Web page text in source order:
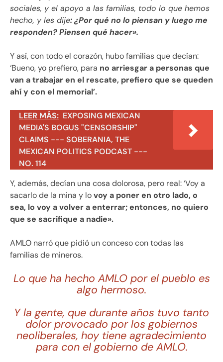
sociales, y el apoyo a las familias, todo lo que hemos
hecho, y les dije: ¿Por qué no lo piensan y luego me
responden? Piensen qué hacer».
Y así, con todo el corazón, hubo familias que decían:
‘Bueno, yo prefiero, para no arriesgar a personas que
van a trabajar en el rescate, prefiero que se queden
ahí y con el memorial’.
LEER MÁS: EXPOSING MEXICAN
MEDIA'S BOGUS "CENSORSHIP"
CLAIMS --- SOBERANIA, THE
MEXICAN POLITICS PODCAST ---
NO. 114
Y, además, decían una cosa dolorosa, pero real: ‘Voy a
sacarlo de la mina y lovoy a poner en otro lado, o
sea, lo voy a volver a enterrar; entonces, no quiero
que se sacrifique a nadie».
AMLO narró que pidió un conceso con todas las
familias de mineros.
Lo que ha hecho AMLO por el pueblo es
algo hermoso.
Y la gente, que durante años tuvo tanto
dolor provocado por los gobiernos
neoliberales, hoy tiene agradecimiento
para con el gobierno de AMLO.